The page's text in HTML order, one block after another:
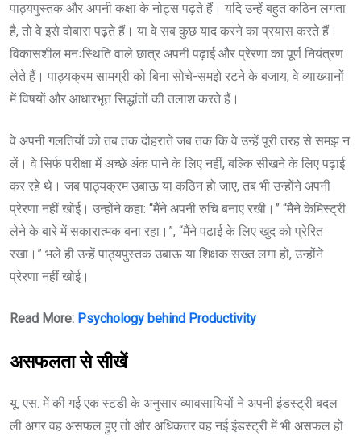
पाठ्यपुस्तक और अपनी कक्षा के नोट्स पढ़ते हैं। यदि उन्हें बहुत कठिन लगता
है, तो वे इसे दोबारा पढ़ते हैं। या वे सब कुछ याद करने का प्रयास करते हैं।
विकासशील मनःस्थिति वाले छात्र अपनी पढ़ाई और प्रेरणा का पूर्ण नियंत्रण
लेते हैं। पाठ्यक्रम सामग्री को बिना सोचे-समझे रटने के बजाय, वे व्याख्यानों
में विषयों और आधारभूत सिद्धांतों की तलाश करते हैं।
वे अपनी गलतियों को तब तक दोहराते जब तक कि वे उन्हें पूरी तरह से समझ न
लें। वे सिर्फ परीक्षा में अच्छे अंक पाने के लिए नहीं, बल्कि सीखने के लिए पढ़ाई
कर रहे थे। जब पाठ्यक्रम उबाऊ या कठिन हो जाए, तब भी उन्होंने अपनी
प्रेरणा नहीं खोई। उन्होंने कहा: “मैंने अपनी रुचि बनाए रखी।” “मैंने केमिस्ट्री
लेने के बारे में सकारात्मक बना रहा।”, “मैंने पढ़ाई के लिए खुद को प्रेरित
रखा।” भले ही उन्हें पाठ्यपुस्तक उबाऊ या शिक्षक सख्त लगा हो, उन्होंने
प्रेरणा नहीं खोई।
Read More: Psychology behind Productivity
असफलता से सीखें
यू. एस. में की गई एक स्टडी के अनुसार व्यावसायियों ने अपनी इंडस्ट्री बदल
ली अगर वह असफल हुए तो और अधिकतर वह नई इंडस्ट्री में भी असफल हो